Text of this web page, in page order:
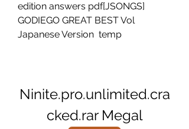
edition answers pdf[JSONGS]
GODIEGO GREAT BEST Vol
Japanese Version  temp
Ninite.pro.unlimited.cra
cked.rar Megal